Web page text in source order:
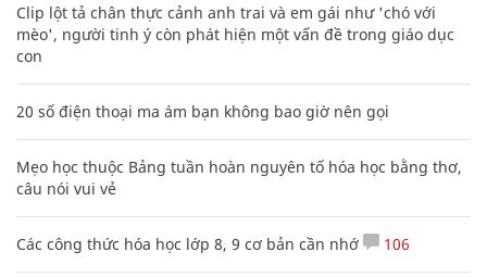
Clip lột tả chân thực cảnh anh trai và em gái như 'chó với
mèo', người tinh ý còn phát hiện một vấn đề trong giáo dục
con
20 số điện thoại ma ám bạn không bao giờ nên gọi
Mẹo học thuộc Bảng tuần hoàn nguyên tố hóa học bằng thơ,
câu nói vui vẻ
Các công thức hóa học lớp 8, 9 cơ bản cần nhớ 106